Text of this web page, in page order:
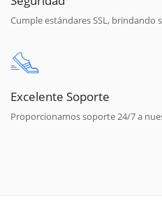
Cumple estándares SSL, brindando
Excelente Soporte
Proporcionamos soporte 24/7 a